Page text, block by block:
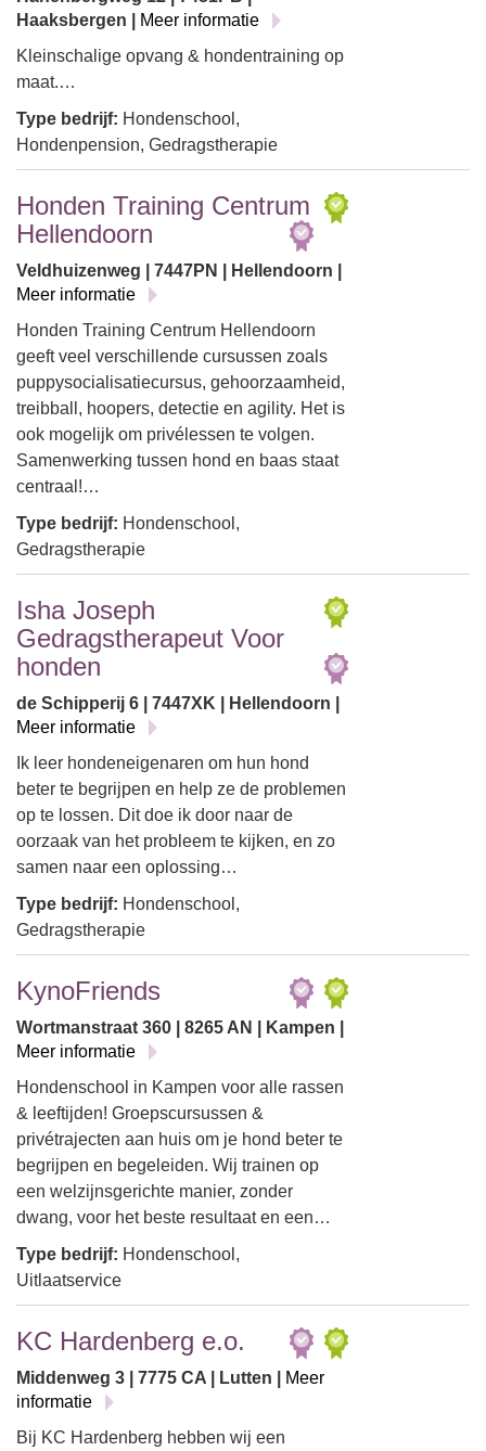
Haaksbergen |
Meer informatie
Kleinschalige opvang & hondentraining op
maat.…
Type bedrijf: Hondenschool,
Hondenpension, Gedragstherapie
Honden Training Centrum
Hellendoorn
Veldhuizenweg | 7447PN | Hellendoorn |
Meer informatie
Honden Training Centrum Hellendoorn
geeft veel verschillende cursussen zoals
puppysocialisatiecursus, gehoorzaamheid,
treibball, hoopers, detectie en agility. Het is
ook mogelijk om privélessen te volgen.
Samenwerking tussen hond en baas staat
centraal!…
Type bedrijf: Hondenschool,
Gedragstherapie
Isha Joseph
Gedragstherapeut Voor
honden
de Schipperij 6 | 7447XK | Hellendoorn |
Meer informatie
Ik leer hondeneigenaren om hun hond
beter te begrijpen en help ze de problemen
op te lossen. Dit doe ik door naar de
oorzaak van het probleem te kijken, en zo
samen naar een oplossing…
Type bedrijf: Hondenschool,
Gedragstherapie
KynoFriends
Wortmanstraat 360 | 8265 AN | Kampen |
Meer informatie
Hondenschool in Kampen voor alle rassen
& leeftijden! Groepscursussen &
privétrajecten aan huis om je hond beter te
begrijpen en begeleiden. Wij trainen op
een welzijnsgerichte manier, zonder
dwang, voor het beste resultaat en een…
Type bedrijf: Hondenschool,
Uitlaatservice
KC Hardenberg e.o.
Middenweg 3 | 7775 CA | Lutten |
Meer
informatie
Bij KC Hardenberg hebben wij een